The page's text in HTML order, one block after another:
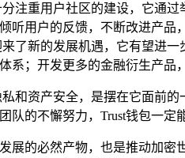
注重用户社区的建设，它通
用户的反馈，不断改进产
了新的发展机遇，它有望进
；开发更多的金融衍生产品
和资产安全，是摆在它面前
的不懈努力，Trust钱包一
展的必然产物，也是推动加